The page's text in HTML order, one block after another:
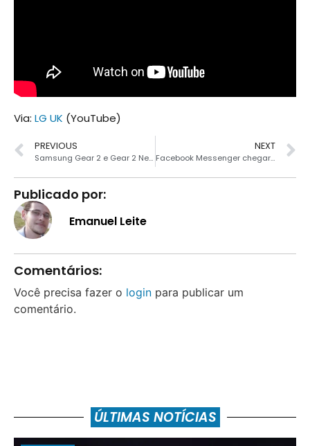
Via: LG UK (YouTube)
PREVIOUS
Samsung Gear 2 e Gear 2 Neo são anunciados
NEXT
Facebook Messenger chegará em breve ao Windows Phone
Publicado por:
Emanuel Leite
Comentários:
Você precisa fazer o login para publicar um
comentário.
ÚLTIMAS NOTÍCIAS